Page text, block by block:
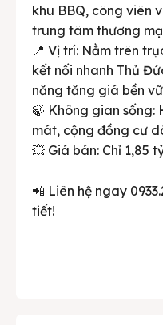
khu BBQ, công viên
trung tâm thương
📍 Vị trí: Nằm trên
kết nối nhanh Thủ
năng tăng giá bền
🍃 Không gian sống:
mát, cộng đồng cư
💥 Giá bán: Chỉ 1,85
📲 Liên hệ ngay
tiết!